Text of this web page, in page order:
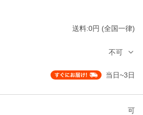
送料:0円 (全国一律)
不可
当日~3日
可